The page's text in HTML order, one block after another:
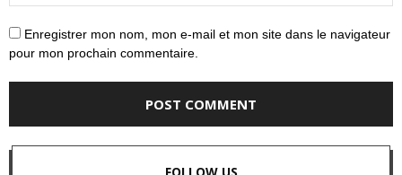
Enregistrer mon nom, mon e-mail et mon site dans le navigateur
pour mon prochain commentaire.